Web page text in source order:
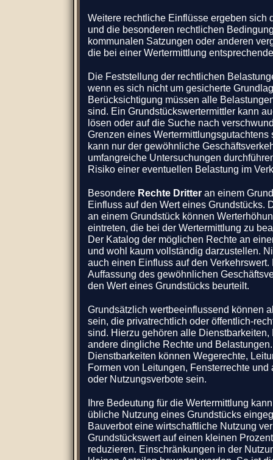
Weitere rechtliche Einflüsse ergeben sich
und die besonderen rechtlichen
kommunalen Satzungen oder anderen
die bei einer Wertermittlung
Die Feststellung der rechtlichen
wenn es sich nicht um gesicherte
Berücksichtigung müssen alle
sind. Ein Grundstückswertermittler kann
lösen oder auf die Suche nach
Grenzen eines
kann nur der gewöhnliche
umfangreiche Untersuchungen
Risiko einer eventuellen Belastung im
Besondere Rechte Dritteran einem
Einfluss auf den Wert eines Grundstücks.
an einem Grundstück können
eintreten, die bei der Wertermittlung zu
Der Katalog der möglichen Rechte an
und wohl kaum vollständig darzustellen.
auch einen Einfluss auf den
Auffassung des gewöhnlichen
den Wert eines Grundstücks beurteilt.
Grundsätzlich wertbeeinflussend können
sein, die privatrechtlich oder öffentlich-
sind. Hierzu gehören alle
andere dingliche Rechte und
Dienstbarkeiten können Wegerechte,
Formen von Leitungen, Fensterrechte
oder Nutzungsverbote sein.
Ihre Bedeutung für die Wertermittlung
übliche Nutzung eines Grundstücks
Bauverbot eine wirtschaftliche Nutzung
Grundstückswert auf einen kleinen
reduzieren. Einschränkungen in der